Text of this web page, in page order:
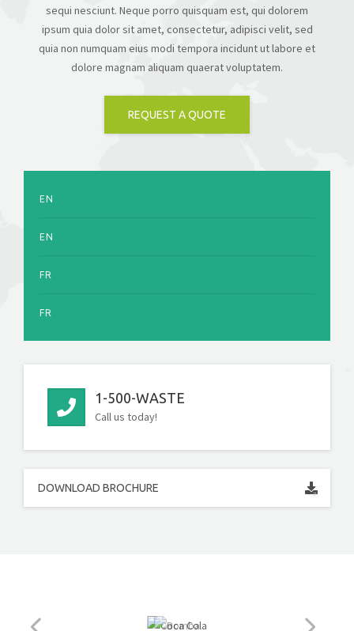
sequi nesciunt. Neque porro quisquam est, qui dolorem
ipsum quia dolor sit amet, consectetur, adipisci velit, sed
quia non numquam eius modi tempora incidunt ut labore et
dolore magnam aliquam quaerat voluptatem.
REQUEST A QUOTE
EN
EN
FR
FR
1-500-WASTE
Call us today!
DOWNLOAD BROCHURE